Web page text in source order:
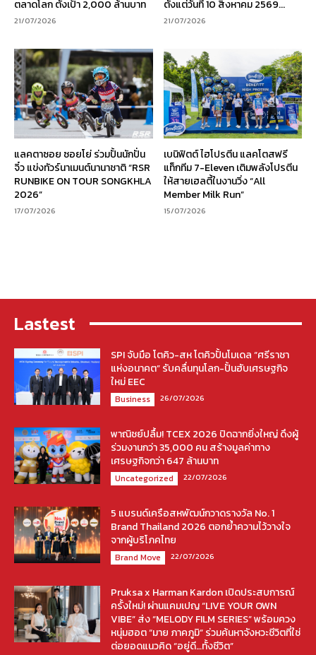
ตลาดโลก ตั้งเป้า 2,000 ล้านบาท
21/07/2026
ตั้งแต่วันที่ 10 สิงหาคม 2569...
21/07/2026
แลคตาซอย ซอยโย่ ร่วมปั้นนักปั่น
จิ๋ว แข่งทัวร์นาเมนต์นานาชาติ “RSR
RUNBIKE ON TOUR SONGKHLA
2026”
17/07/2026
เบนิฟิตต์ ไฮโปรตีน แลคโตสฟรี
แท็กทีม 7-Eleven เติมพลังโปรตีน
ให้สายเฮลตี้ในงานวิ่ง “All
Member Milk Run”
15/07/2026
Lastest
SPI จับมือ โตคิว-สห โตคิวปั้นโมเดล “ศรีราชา
แห่งอนาคต” รับคลื่นทุนโลก-ปั้นฮับเศรษฐกิจ
ใหม่ EEC
Business 26/07/2026
พาณิชย์ปลื้ม! TCEX 2026 ปิดฉากยิ่งใหญ่ ดึงผู้
ร่วมงานกว่า 35,000 คน สร้างมูลค่าทาง
เศรษฐกิจกว่า 647 ล้านบาท
Uncategorized 22/07/2026
5 แบรนด์เครือสหพัฒน์กวาดรางวัล No. 1
Brand Thailand 2026 ตอกย้ำความไว้วางใจ
จากผู้บริโภคไทย
Brand Move 22/07/2026
Pruksa x Harman Kardon เปิดประสบการณ์
ครั้งใหม่! ผ่านแคมเปญ “LIVE YOUR OWN
VIBE” ส่ง “MELODY FILM SERIES” พร้อมควง
หนุ่มฮอต “มาย ภาคภูมิ” ร่วมค้นหาจังหวะชีวิตที่ใช่
ต่อยอดแนวคิด “อยู่ดี…ทั้งชีวิต”